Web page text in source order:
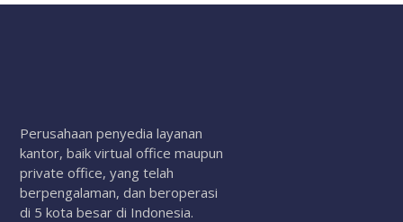
Perusahaan penyedia layanan
kantor, baik virtual office maupun
private office, yang telah
berpengalaman, dan beroperasi
di 5 kota besar di Indonesia.